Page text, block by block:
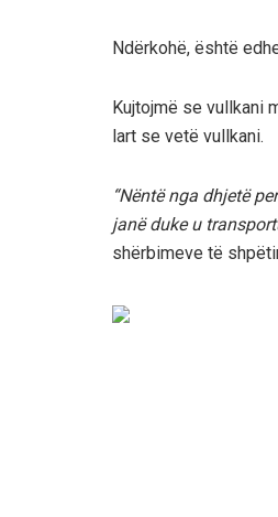
Ndërkohë, është
Kujtojmë se vullkani
lart se vetë vullkani.
“Nëntë nga dhjetë
janë duke u
shërbimeve të